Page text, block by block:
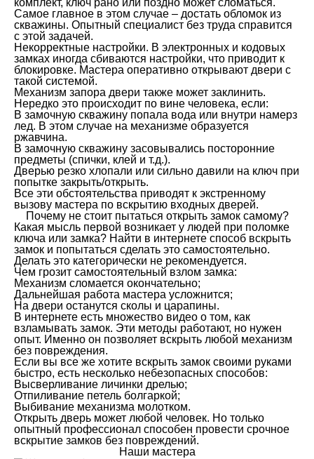
комплект, ключ рано или поздно может сломаться.
Самое главное в этом случае – достать обломок из
скважины. Опытный специалист без труда справится
с этой задачей.
Некорректные настройки. В электронных и кодовых
замках иногда сбиваются настройки, что приводит к
блокировке. Мастера оперативно открывают двери с
такой системой.
Механизм запора двери также может заклинить.
Нередко это происходит по вине человека, если:
В замочную скважину попала вода или внутри намерз
лед. В этом случае на механизме образуется
ржавчина.
В замочную скважину засовывались посторонние
предметы (спички, клей и т.д.).
Дверью резко хлопали или сильно давили на ключ при
попытке закрыть/открыть.
Все эти обстоятельства приводят к экстренному
вызову мастера по вскрытию входных дверей.
Почему не стоит пытаться открыть замок самому?
Какая мысль первой возникает у людей при поломке
ключа или замка? Найти в интернете способ вскрыть
замок и попытаться сделать это самостоятельно.
Делать это категорически не рекомендуется.
Чем грозит самостоятельный взлом замка:
Механизм сломается окончательно;
Дальнейшая работа мастера усложнится;
На двери останутся сколы и царапины.
В интернете есть множество видео о том, как
взламывать замок. Эти методы работают, но нужен
опыт. Именно он позволяет вскрыть любой механизм
без повреждения.
Если вы все же хотите вскрыть замок своими руками
быстро, есть несколько небезопасных способов:
Высверливание личинки дрелью;
Отпиливание петель болгаркой;
Выбивание механизма молотком.
Открыть дверь может любой человек. Но только
опытный профессионал способен провести срочное
вскрытие замков без повреждений.
Наши мастера